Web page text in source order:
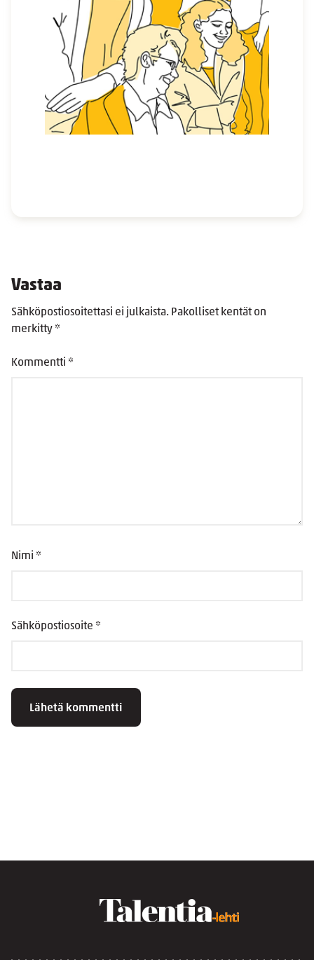
Vastaa
Sähköpostiosoitettasi ei julkaista. Pakolliset kentät on
merkitty *
Kommentti *
Nimi *
Sähköpostiosoite *